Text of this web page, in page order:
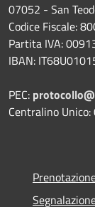
07052 - San
Codice Fiscale:
Partita IVA:
IBAN:
PEC:
Centralino